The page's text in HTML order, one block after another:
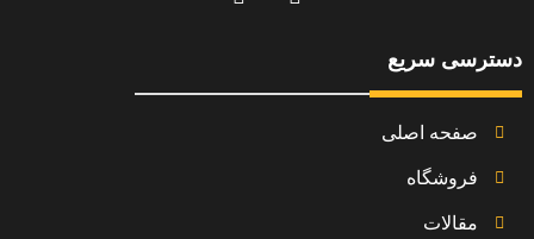
دسترسی سریع
صفحه اصلی
فروشگاه
مقالات